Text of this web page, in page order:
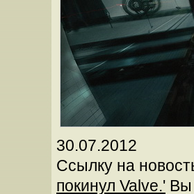
30.07.2012
Ссылку на
покинул Valve.' Вы